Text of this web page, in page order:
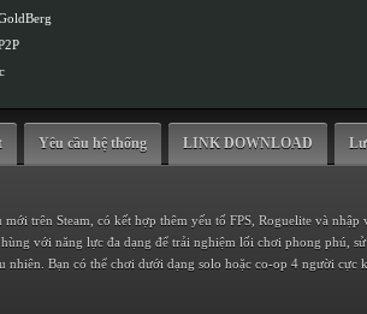
Yêu cầu hệ thống LINK DOWNLOAD
mới trên Steam, có kết hợp thêm yếu tố FPS, Roguelite và nhập
với năng lực đa dạng để trải nghiệm lối chơi phong phú,
nhiên. Bạn có thể chơi dưới dạng solo hoặc co-op 4 người cực